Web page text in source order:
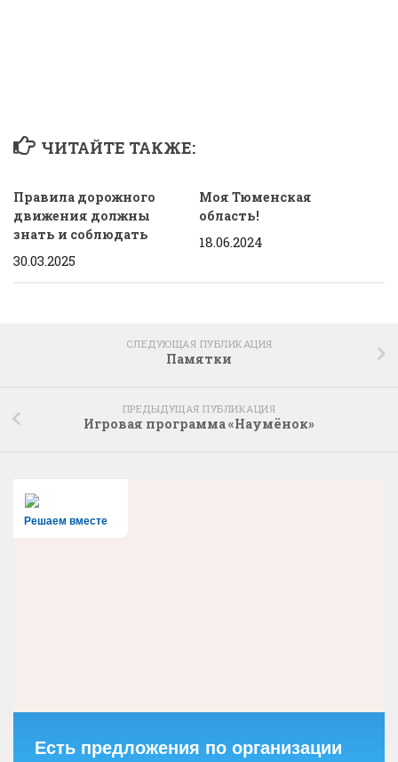
ЧИТАЙТЕ ТАКЖЕ:
Правила дорожного
движения должны
знать и соблюдать
30.03.2025
Моя Тюменская
область!
18.06.2024
СЛЕДУЮЩАЯ ПУБЛИКАЦИЯ
Памятки
ПРЕДЫДУЩАЯ ПУБЛИКАЦИЯ
Игровая программа «Наумёнок»
Решаем вместе
Есть предложения по организации